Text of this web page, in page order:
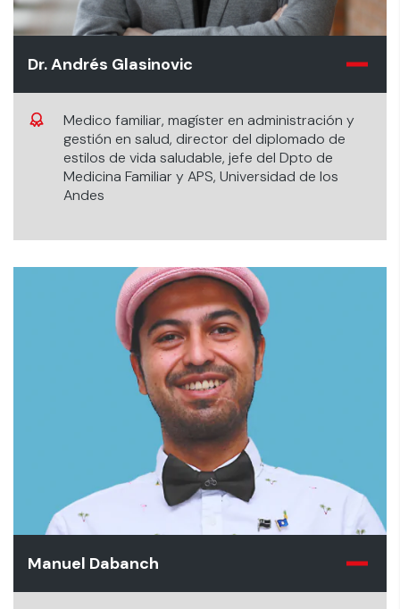
Dr. Andrés Glasinovic
Medico familiar, magíster en administración y
gestión en salud, director del diplomado de
estilos de vida saludable, jefe del Dpto de
Medicina Familiar y APS, Universidad de los
Andes
Manuel Dabanch